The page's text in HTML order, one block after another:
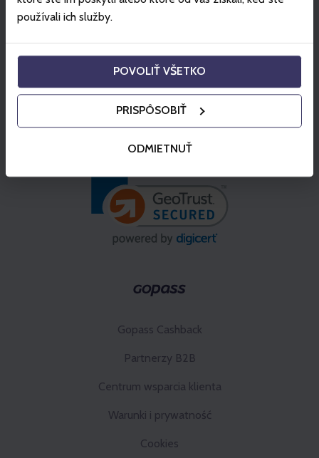
používali ich služby.
POVOLIŤ VŠETKO
PRISPÔSOBIŤ
ODMIETNUŤ
Gopass Cashback
Partnerzy B2B
Centrum wsparcia klienta
Warunki i prywatność
Cookies